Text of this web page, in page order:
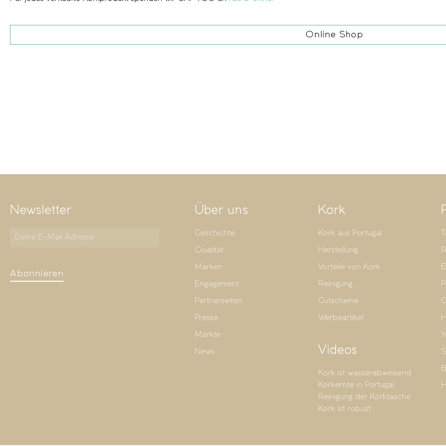
Online Shop
Newsletter
Abonnieren
Über uns
Geschichte
Qualität
Marken
Engagement
Partnerseiten
Presse
Märkte
News
Kork
Kork aus Portugal
Herstellung
Vorteile von Kork
Reinigung
Gutscheine
Werbeartikel
Videos
Kork ist wasserabweisend
Korkernte in Portugal
Reinigung der Korktasche
Kork ist robust